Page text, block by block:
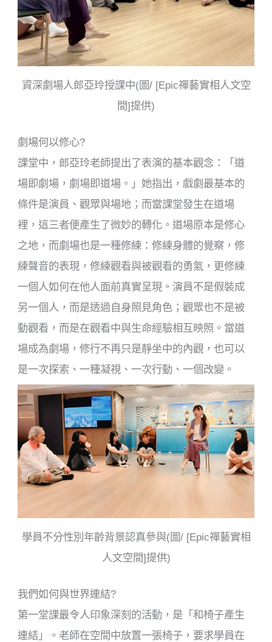
資深劇場人郎亞玲授課中(圖/ [Epic禪藝實相人文空
間]提供)
劇場何以修心?
課堂中，郎亞玲老師提出了表演的基本觀念：「道
場即劇場，劇場即道場。」她指出，戲劇最基本的
條件是演員、觀眾與場地；而當課堂發生在道場
裡，這三者便產生了微妙的轉化。道場原本是修心
之地，而劇場也是一種修練：修練身體的覺察，修
練聲音的表現，修練觀看與被觀看的勇氣，更修練
一個人如何在他人面前真實呈現。演員不是假裝成
另一個人，而是透過自身照見角色；觀眾也不是被
動觀看，而是在觀看中與生命經驗相互映照。當道
場成為劇場，修行不再只是靜坐中的內觀，也可以
是一次探索、一種凝視、一次行動、一個改變。
學員不分性別年齡背景認真參與(圖/ [Epic禪藝實相
人文空間]提供)
我們如何與世界連結?
第一堂課最令人印象深刻的活動，是「和椅子產生
連結」。老師在空間中放置一張椅子，要求學員在